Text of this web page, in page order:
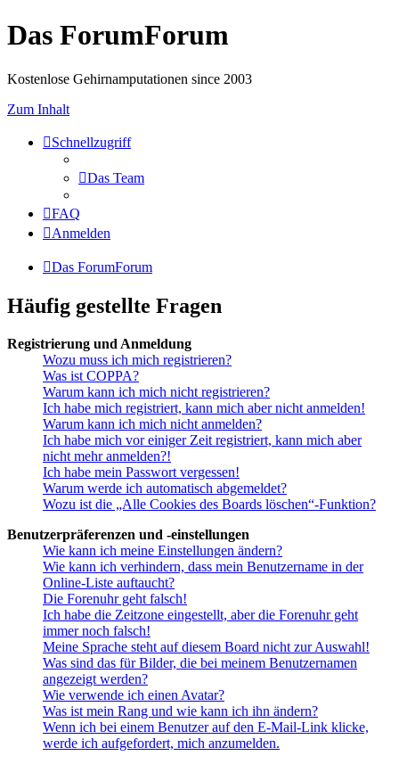
Das ForumForum
Kostenlose Gehirnamputationen since 2003
Zum Inhalt
Schnellzugriff
Das Team
FAQ
Anmelden
Das ForumForum
Häufig gestellte Fragen
Registrierung und Anmeldung
Wozu muss ich mich registrieren?
Was ist COPPA?
Warum kann ich mich nicht registrieren?
Ich habe mich registriert, kann mich aber nicht anmelden!
Warum kann ich mich nicht anmelden?
Ich habe mich vor einiger Zeit registriert, kann mich aber
nicht mehr anmelden?!
Ich habe mein Passwort vergessen!
Warum werde ich automatisch abgemeldet?
Wozu ist die „Alle Cookies des Boards löschen“-Funktion?
Benutzerpräferenzen und -einstellungen
Wie kann ich meine Einstellungen ändern?
Wie kann ich verhindern, dass mein Benutzername in der
Online-Liste auftaucht?
Die Forenuhr geht falsch!
Ich habe die Zeitzone eingestellt, aber die Forenuhr geht
immer noch falsch!
Meine Sprache steht auf diesem Board nicht zur Auswahl!
Was sind das für Bilder, die bei meinem Benutzernamen
angezeigt werden?
Wie verwende ich einen Avatar?
Was ist mein Rang und wie kann ich ihn ändern?
Wenn ich bei einem Benutzer auf den E-Mail-Link klicke,
werde ich aufgefordert, mich anzumelden.